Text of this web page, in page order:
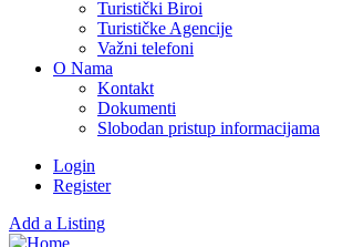
Turistički Biroi
Turističke Agencije
Važni telefoni
O Nama
Kontakt
Dokumenti
Slobodan pristup informacijama
Login
Register
Add a Listing